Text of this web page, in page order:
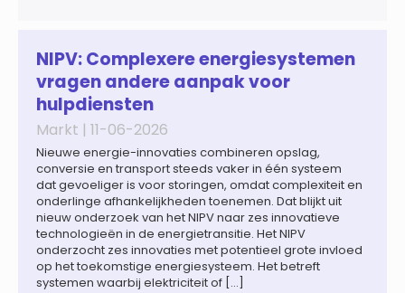
wereldwijd naar verwachting afnemen tot 1,3% in reële
termen in […]
NIPV: Complexere energiesystemen
vragen andere aanpak voor
hulpdiensten
Markt | 11-06-2026
Nieuwe energie-innovaties combineren opslag,
conversie en transport steeds vaker in één systeem
dat gevoeliger is voor storingen, omdat complexiteit en
onderlinge afhankelijkheden toenemen. Dat blijkt uit
nieuw onderzoek van het NIPV naar zes innovatieve
technologieën in de energietransitie. Het NIPV
onderzocht zes innovaties met potentieel grote invloed
op het toekomstige energiesysteem. Het betreft
systemen waarbij elektriciteit of […]